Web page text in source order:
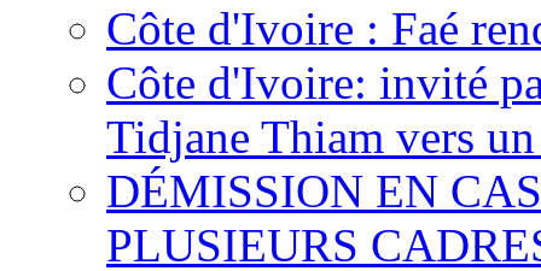
Côte d'Ivoire : Faé
Côte d'Ivoire: invité
Tidjane Thiam vers
DÉMISSION EN
PLUSIEURS